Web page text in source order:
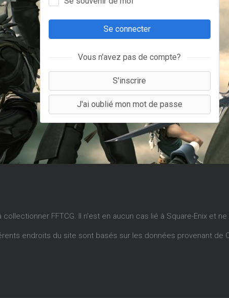
Se connecter
Vous n'avez pas de compte?
S'inscrire
J'ai oublié mon mot de passe
collectionner FFTCG. Il n'est en aucun cas lié à Square-Enix et
endroits du site sont basés sur les données provenant de